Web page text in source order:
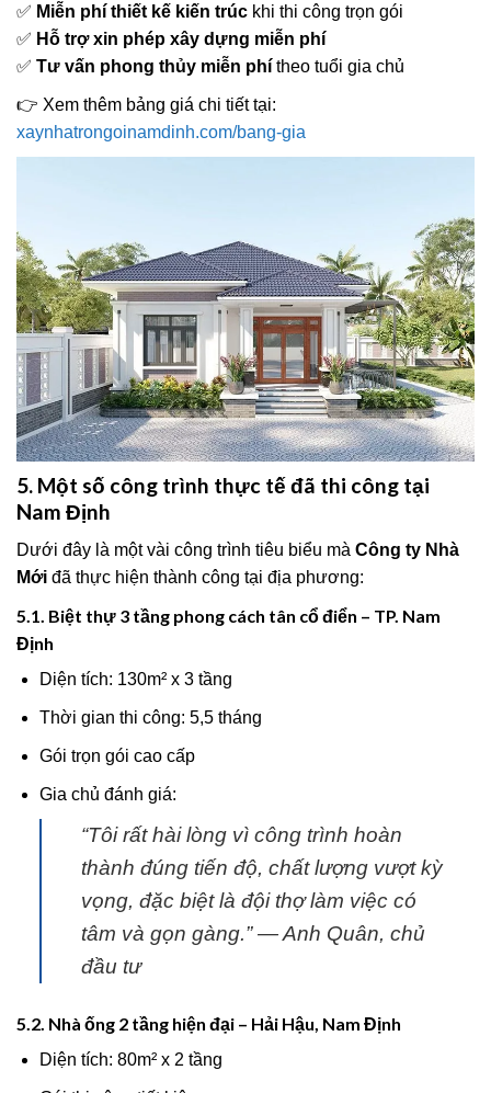
✅ Miễn phí thiết kế kiến trúc khi thi công trọn gói
✅ Hỗ trợ xin phép xây dựng miễn phí
✅ Tư vấn phong thủy miễn phí theo tuổi gia chủ
👉 Xem thêm bảng giá chi tiết tại:
xaynhatrongoinamdinh.com/bang-gia
5. Một số công trình thực tế đã thi công tại
Nam Định
Dưới đây là một vài công trình tiêu biểu mà Công ty Nhà
Mới đã thực hiện thành công tại địa phương:
5.1. Biệt thự 3 tầng phong cách tân cổ điển – TP. Nam
Định
Diện tích: 130m² x 3 tầng
Thời gian thi công: 5,5 tháng
Gói trọn gói cao cấp
Gia chủ đánh giá:
“Tôi rất hài lòng vì công trình hoàn
thành đúng tiến độ, chất lượng vượt kỳ
vọng, đặc biệt là đội thợ làm việc có
tâm và gọn gàng.”— Anh Quân, chủ
đầu tư
5.2. Nhà ống 2 tầng hiện đại – Hải Hậu, Nam Định
Diện tích: 80m² x 2 tầng